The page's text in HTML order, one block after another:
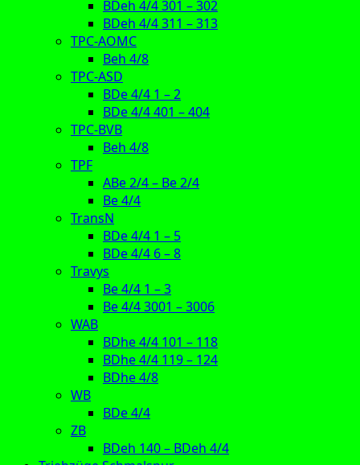
BDeh 4/4 301 – 302
BDeh 4/4 311 – 313
TPC-AOMC
Beh 4/8
TPC-ASD
BDe 4/4 1 – 2
BDe 4/4 401 – 404
TPC-BVB
Beh 4/8
TPF
ABe 2/4 – Be 2/4
Be 4/4
TransN
BDe 4/4 1 – 5
BDe 4/4 6 – 8
Travys
Be 4/4 1 – 3
Be 4/4 3001 – 3006
WAB
BDhe 4/4 101 – 118
BDhe 4/4 119 – 124
BDhe 4/8
WB
BDe 4/4
ZB
BDeh 140 – BDeh 4/4